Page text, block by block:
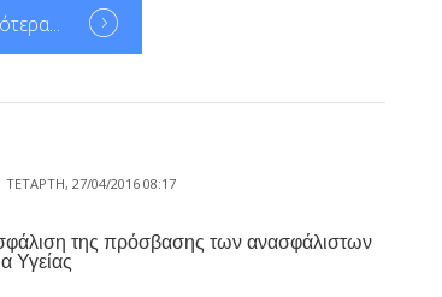
ΤΕΤΆΡΤΗ, 27/04/2016 08:17
της πρόσβασης των ανασφάλιστων
Υγείας